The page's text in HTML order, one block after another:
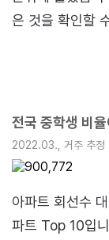
은 것을 확인할
전국 중학생 비
2022.03., 거주 추정
아파트 회선수
파트 Top 10입